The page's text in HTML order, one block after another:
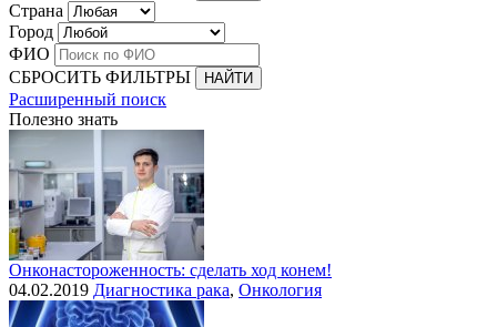
Страна
Город
ФИО
СБРОСИТЬ ФИЛЬТРЫ
Расширенный поиск
Полезно знать
Онконастороженность: сделать ход конем!
04.02.2019 Диагностика рака, Онкология